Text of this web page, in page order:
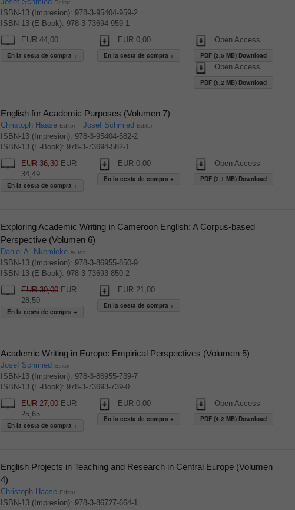
Editor
ISBN-13 (Impresion): 978-3-95404-959-2
ISBN-13 (E-Book): 978-3-73694-959-1
EUR 44,00
EUR 0,00 Open Access
PDF (2,5 MB) Download
Open Access
PDF (6,2 MB) Download
English for Academic Purposes (Volumen 7)
Christoph Haase Editor Josef Schmied Editor
ISBN-13 (Impresion): 978-3-95404-582-2
ISBN-13 (E-Book): 978-3-73694-582-1
EUR 36,30EUR
34,49
EUR 0,00 Open Access
PDF (2,1 MB) Download
Exploring Academic Writing in Cameroon English: A Corpus-based
Perspective (Volumen 6)
Daniel A. Nkemleke Autor
ISBN-13 (Impresion): 978-3-86955-850-9
ISBN-13 (E-Book): 978-3-73693-850-2
EUR 30,00EUR
28,50
EUR 21,00
Academic Writing in Europe: Empirical Perspectives (Volumen 5)
Josef Schmied Editor
ISBN-13 (Impresion): 978-3-86955-739-7
ISBN-13 (E-Book): 978-3-73693-739-0
EUR 27,00EUR
25,65
EUR 0,00 Open Access
PDF (4,2 MB) Download
English Projects in Teaching and Research in Central Europe (Volumen
4)
Christoph Haase Editor
ISBN-13 (Impresion): 978-3-86727-664-1